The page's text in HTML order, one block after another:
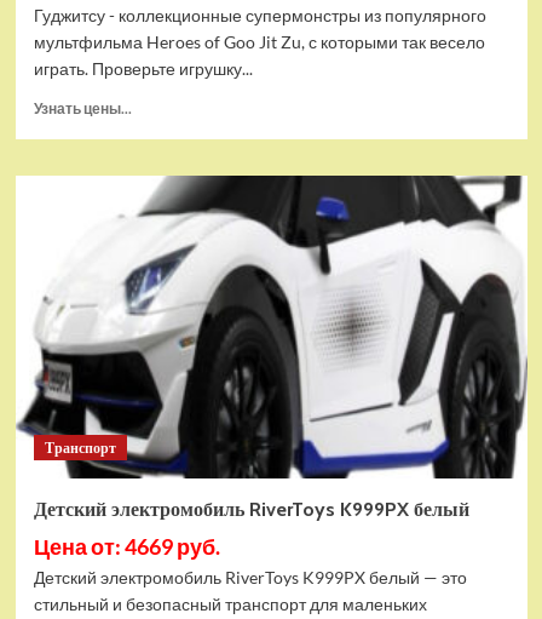
Гуджитсу - коллекционные супермонстры из популярного
мультфильма Heroes of Goo Jit Zu, с которыми так весело
играть. Проверьте игрушку...
Узнать цены...
Тянущаяся
игрушка
Гуджитсу
и
Гигабивень
Водная
Атака
Транспорт
Детский электромобиль RiverToys K999PX белый
Цена от: 4669 руб.
Детский электромобиль RiverToys K999PX белый — это
стильный и безопасный транспорт для маленьких